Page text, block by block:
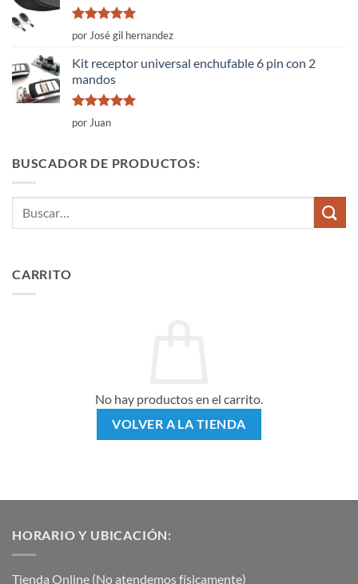
Valorado
con
de 5
por José gil hernandez
Kit receptor universal enchufable 6 pin con 2
mandos
Valorado
con
por Juan
BUSCADOR DE PRODUCTOS:
CARRITO
No hay productos en el carrito.
VOLVER A LA TIENDA
HORARIO Y UBICACIÓN:
Tienda Online (No atendemos físicamente)